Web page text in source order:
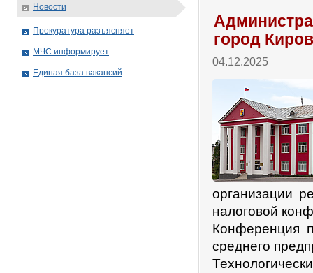
город
04.12.2025
организации
налоговой
Конференция
среднего
Новости
Прокуратура разъясняет
МЧС информирует
Единая база вакансий